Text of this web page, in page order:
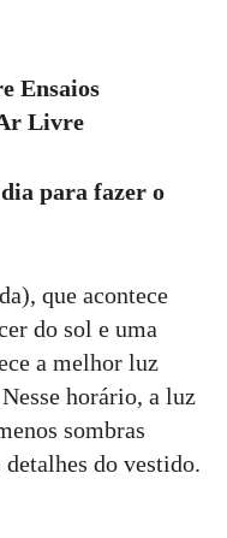
Ensaios
Livre
para fazer o
que acontece
do sol e uma
a melhor luz
horário, a luz
sombras
do vestido.